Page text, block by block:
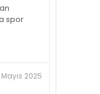
spor
Mayıs 2025